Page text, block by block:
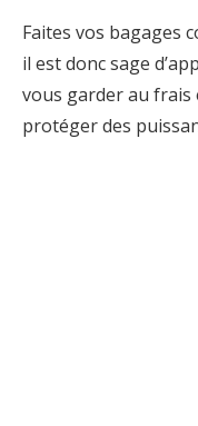
Faites vos bagages
il est donc sage
vous garder au frais
protéger des